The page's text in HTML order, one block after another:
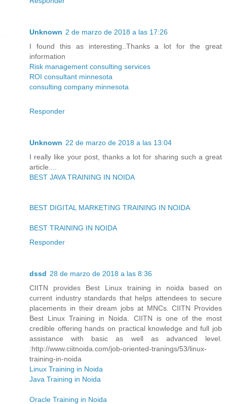
Unknown 2 de marzo de 2018 a las 17:26
I found this as interesting..Thanks a lot for the great
information
Risk management consulting services
ROI consultant minnesota
consulting company minnesota
Responder
Unknown 22 de marzo de 2018 a las 13:04
I really like your post, thanks a lot for sharing such a great
article....
BEST JAVA TRAINING IN NOIDA
BEST DIGITAL MARKETING TRAINING IN NOIDA
BEST TRAINING IN NOIDA
Responder
dssd 28 de marzo de 2018 a las 8:36
CIITN provides Best Linux training in noida based on
current industry standards that helps attendees to secure
placements in their dream jobs at MNCs. CIITN Provides
Best Linux Training in Noida. CIITN is one of the most
credible offering hands on practical knowledge and full job
assistance with basic as well as advanced level.
:http://www.ciitnoida.com/job-oriented-tranings/53/linux-
training-in-noida
Linux Training in Noida
Java Training in Noida
Oracle Training in Noida